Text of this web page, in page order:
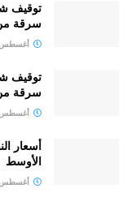
توقيف
سرقة
أغسطس 7, 2026
توقيف
سرقة
أغسطس 7, 2026
أسعار
الأوسط
أغسطس 7, 2026